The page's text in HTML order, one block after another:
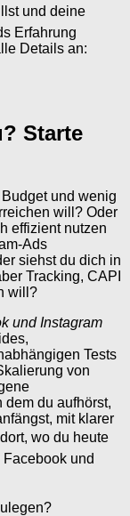
und deine
Erfahrung
Details an:
Starte
und wenig
will? Oder
effizient nutzen
Ads
siehst du dich in
Tracking, CAPI
will?
und Instagram
Tests
von
dem du aufhörst,
mit klarer
wo du heute
und